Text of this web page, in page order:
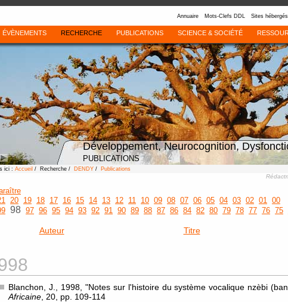
Annuaire Mots-Clefs DDL Sites hébergés
ÉVÈNEMENTS RECHERCHE PUBLICATIONS SCIENCE & SOCIÉTÉ
Développement, Neurocognition,
PUBLICATIONS
ici : Accueil / Recherche / DENDY / Publications
20 19 18 17 16 15 14 13 12 11 10 09 08 07 06 05 04 03 02 01 00
98 97 96 95 94 93 92 91 90 89 88 87 86 84 82 80 79 78 77 76 75
Auteur Titre
Blanchon, J., 1998, "Notes sur l'histoire du système vocalique nzèbi
Africaine , 20, pp. 109-114